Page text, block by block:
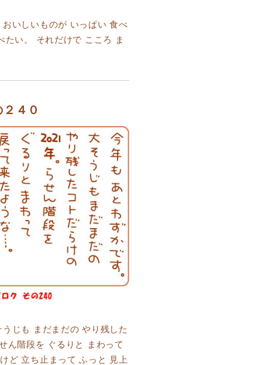
いしいものが いっぱい 食べ
たい。 それだけで こころ ま
４０
じも まだまだの やり残した
ん階段を ぐるりと まわって
ど 立ち止まって ふっと 見上